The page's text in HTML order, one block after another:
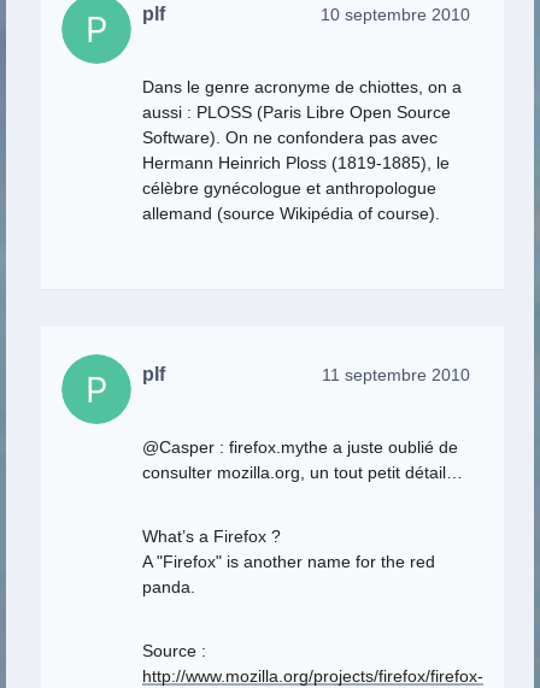
plf 10 septembre 2010
Dans le genre acronyme de chiottes, on a
aussi : PLOSS (Paris Libre Open Source
Software). On ne confondera pas avec
Hermann Heinrich Ploss (1819-1885), le
célèbre gynécologue et anthropologue
allemand (source Wikipédia of course).
plf 11 septembre 2010
@Casper : firefox.mythe a juste oublié de
consulter mozilla.org, un tout petit détail…
What’s a Firefox ?
A "Firefox" is another name for the red
panda.
Source :
http://www.mozilla.org/projects/firefox/firefox-